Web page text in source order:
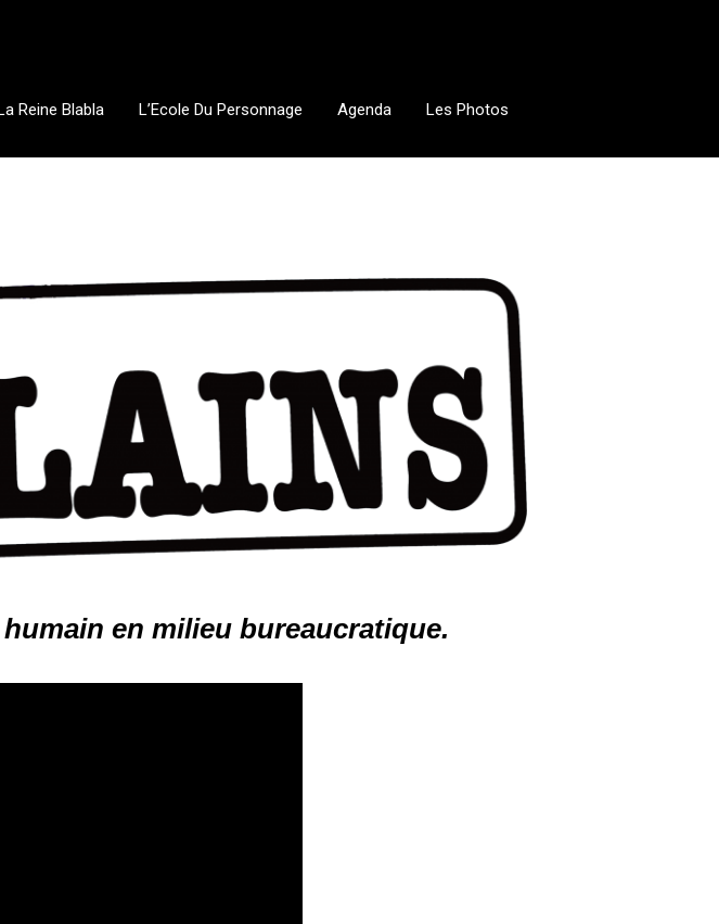
Reine Blabla L’Ecole Du Personnage Agenda Les Photos
en milieu bureaucratique.